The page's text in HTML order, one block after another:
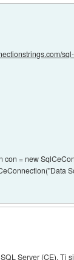
= new
Server (CE). Ti